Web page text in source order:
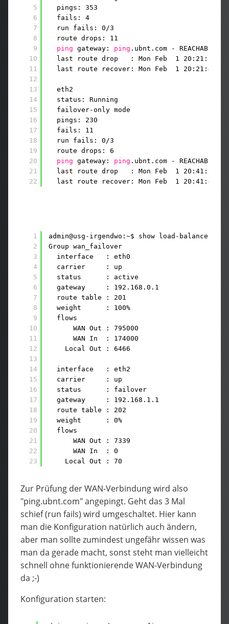
5
6
7
8
9
10
11
12
13
14
15
16
17
18
19
20
21
22
pings: 353
fails: 4
run fails: 0 /3
route drops: 11
ping gateway: ping .ubnt.com - REACHABLE
last route drop   : Mon Feb  1 20:21:12
last route recover: Mon Feb  1 20:21:49
eth2
status: Running
failover-only mode
pings: 230
fails: 11
run fails: 0 /3
route drops: 6
ping gateway: ping .ubnt.com - REACHABLE
last route drop   : Mon Feb  1 20:41:24
last route recover: Mon Feb  1 20:41:48
1
2
3
4
5
6
7
8
9
10
11
12
13
14
15
16
17
18
19
20
21
22
23
admin@usg-irgendwo:~$ show load-balance
Group wan_failover
interface   : eth0
carrier     : up
status      : active
gateway     : 192.168.0.1
route table : 201
weight      : 100%
flows
WAN Out : 795000
WAN In  : 174000
Local Out : 6466
interface   : eth2
carrier     : up
status      : failover
gateway     : 192.168.1.1
route table : 202
weight      : 0%
flows
WAN Out : 7339
WAN In  : 0
Local Out : 70
Zur Prüfung der WAN-Verbindung wird also
"ping.ubnt.com" angepingt. Geht das 3 Mal
schief (run fails) wird umgeschaltet. Hier kann
man die Konfiguration natürlich auch ändern,
aber man sollte zumindest ungefähr wissen was
man da gerade macht, sonst steht man vielleicht
schnell ohne funktionierende WAN-Verbindung
da ;-)
Konfiguration starten: